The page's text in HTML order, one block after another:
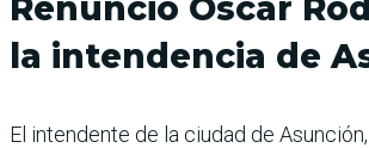
la intendencia de
El intendente de la ciudad de Asunción,